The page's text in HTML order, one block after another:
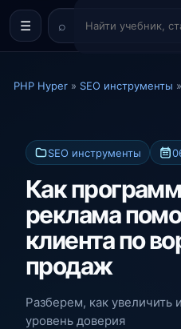
☰
PHP Hyper » SEO инструменты
SEO инструменты
Как
реклама
клиента по
продаж
Разберем, как увеличить
уровень доверия